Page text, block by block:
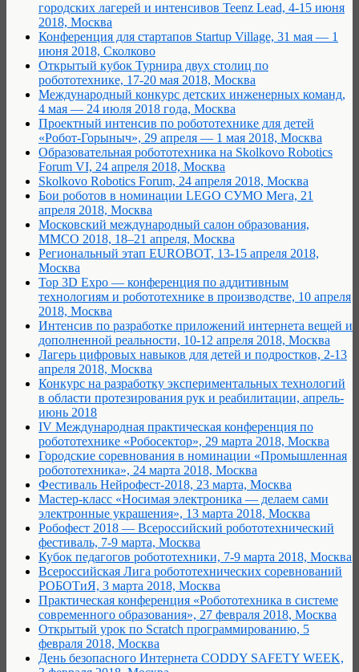
городских лагерей и интенсивов Teenz Lead, 4-15 июня
2018, Москва
Конференция для стартапов Startup Village, 31 мая — 1
июня 2018, Сколково
Открытый кубок Турнира двух столиц по
робототехнике, 17-20 мая 2018, Москва
Международный конкурс детских инженерных команд,
4 мая — 24 июля 2018 года, Москва
Проектный интенсив по робототехнике для детей
«Робот-Горыныч», 29 апреля — 1 мая 2018, Москва
Образовательная робототехника на Skolkovo Robotics
Forum VI, 24 апреля 2018, Москва
Skolkovo Robotics Forum, 24 апреля 2018, Москва
Бои роботов в номинации LEGO СУМО Мега, 21
апреля 2018, Москва
Московский международный салон образования,
ММСО 2018, 18–21 апреля, Москва
Региональный этап EUROBOT, 13-15 апреля 2018,
Москва
Top 3D Expo — конференция по аддитивным
технологиям и робототехнике в производстве, 10 апреля
2018, Москва
Интенсив по разработке приложений интернета вещей и
дополненной реальности, 10-12 апреля 2018, Москва
Лагерь цифровых навыков для детей и подростков, 2-13
апреля 2018, Москва
Конкурс на разработку экспериментальных технологий
в области протезирования рук и реабилитации, апрель-
июнь 2018
IV Международная практическая конференция по
робототехнике «Робосектор», 29 марта 2018, Москва
Городские соревнования в номинации «Промышленная
робототехника», 24 марта 2018, Москва
Фестиваль Нейрофест-2018, 23 марта, Москва
Мастер-класс «Носимая электроника — делаем сами
электронные украшения», 13 марта 2018, Москва
Робофест 2018 — Всероссийский робототехнический
фестиваль, 7-9 марта, Москва
Кубок педагогов робототехники, 7-9 марта 2018, Москва
Всероссийская Лига робототехнических соревнований
РОБОТиЯ, 3 марта 2018, Москва
Практическая конференция «Робототехника в системе
современного образования», 27 февраля 2018, Москва
Открытый урок по Scratch программированию, 5
февраля 2018, Москва
День безопасного Интернета CODDY SAFETY WEEK,